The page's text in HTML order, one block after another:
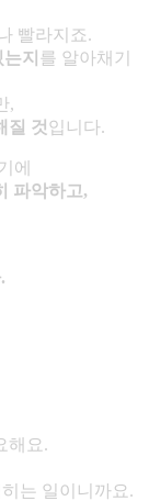
빨라지죠.
지 를 알아채기
,
질 것입니다.
에
파악하고,
.
해요.
는 일이니까요.